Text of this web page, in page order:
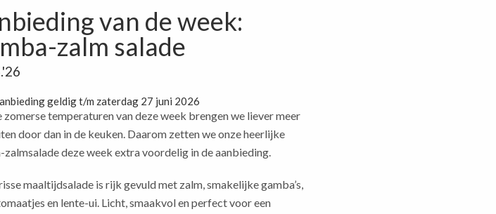
van de week:
zalm salade
geldig t/m zaterdag 27 juni 2026
zomerse temperaturen van deze week brengen we liever meer
door dan in de keuken. Daarom zetten we onze heerlijke
zalmsalade deze week extra voordelig in de aanbieding.
maaltijdsalade is rijk gevuld met zalm, smakelijke gamba’s,
en lente-ui. Licht, smaakvol en perfect voor een